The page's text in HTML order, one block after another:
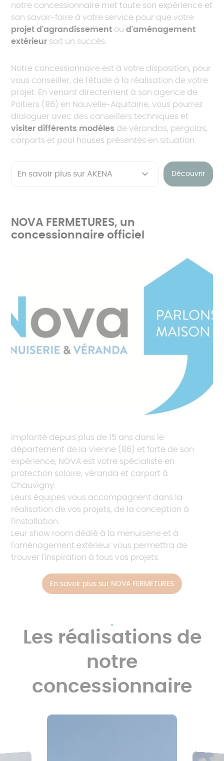
notre concessionnaire met toute son expérience et
son savoir-faire à votre service pour que votre
projet d'agrandissement oud'aménagement
extérieur soit un succès.
Notre concessionnaire est à votre disposition, pour
vous conseiller, de l'étude à la réalisation de votre
projet. En venant directement à son agence de
Poitiers (86) en Nouvelle-Aquitaine, vous pourrez
dialoguer avec des conseillers techniques et
visiter différents modèles de vérandas, pergolas,
carports et pool houses présentés en situation.
Découvrir
NOVA FERMETURES, un
concessionnaire officiel
Implanté depuis plus de 15 ans dans le
département de la Vienne (86) et forte de son
expérience, NOVA est votre spécialiste en
protection solaire, véranda et carport à
Chauvigny.
Leurs équipes vous accompagnent dans la
réalisation de vos projets, de la conception à
l'installation.
Leur show room dédié à la menuiserie et à
l'aménagement extérieur vous permettra de
trouver l'inspiration à tous vos projets.
En savoir plus sur NOVA FERMETURES
Les réalisations de
notre
concessionnaire